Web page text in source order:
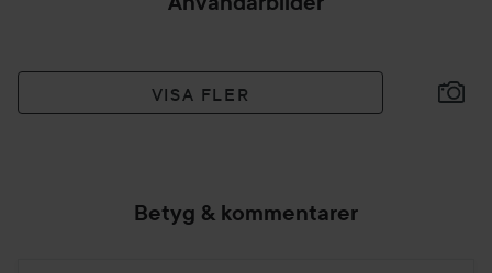
VISA FLER
Betyg & kommentarer